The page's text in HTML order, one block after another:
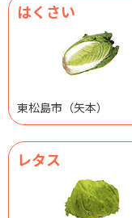
はくさい
東松島市（矢本）
レタス